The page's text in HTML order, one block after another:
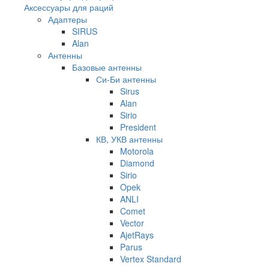
Аксессуары для раций
Адаптеры
SIRUS
Alan
Антенны
Базовые антенны
Си-Би антенны
Sirus
Alan
Sirio
President
КВ, УКВ антенны
Motorola
Diamond
Sirio
Opek
ANLI
Comet
Vector
AjetRays
Parus
Vertex Standard